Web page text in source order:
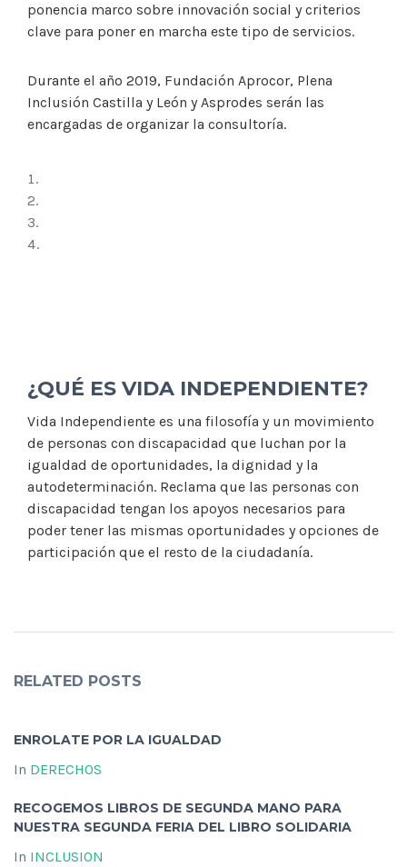
ponencia marco sobre innovación social y criterios
clave para poner en marcha este tipo de servicios.
Durante el año 2019, Fundación Aprocor, Plena
Inclusión Castilla y León y Asprodes serán las
encargadas de organizar la consultoría.
¿QUÉ ES VIDA INDEPENDIENTE?
Vida Independiente es una filosofía y un movimiento
de personas con discapacidad que luchan por la
igualdad de oportunidades, la dignidad y la
autodeterminación. Reclama que las personas con
discapacidad tengan los apoyos necesarios para
poder tener las mismas oportunidades y opciones de
participación que el resto de la ciudadanía.
RELATED POSTS
ENROLATE POR LA IGUALDAD
In DERECHOS
RECOGEMOS LIBROS DE SEGUNDA MANO PARA
NUESTRA SEGUNDA FERIA DEL LIBRO SOLIDARIA
In INCLUSION